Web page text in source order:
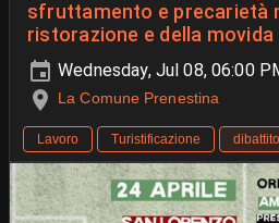
sfruttamento e precarietà
ristorazione e della movida
Wednesday, Jul 08, 06:00
La Comune Prenestina
Lavoro Turistificazione dibattito